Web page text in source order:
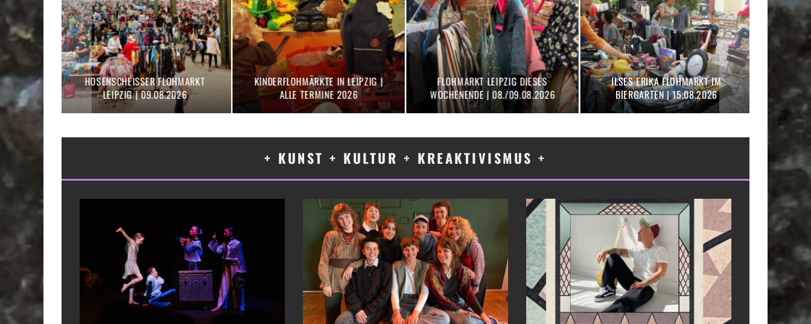
HOSENSCHEISSER FLOHMARKT L
EIPZIG | 09.08.2026
KINDERFLOHMÄRKTE IN
ALLE TERMINE 2026
FLOHMARKT LEIPZIG DIESES
| 08./09.08.2026
ILSES ERIKA FLOHMARKT IM
BIERGARTEN | 15.08.2026
MEUSDORFER
GEBRAUCHTWARENMARKT |
16.08.2026
+ KUNST + KULTUR + KREAKTIVISMUS +